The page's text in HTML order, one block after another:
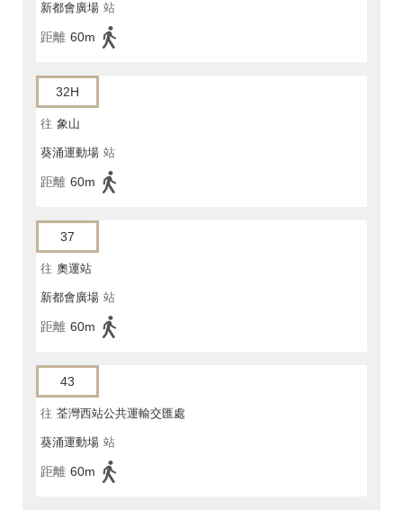
新都會廣場 站
距離 60m
32H
往 象山
葵涌運動場 站
距離 60m
37
往 奧運站
新都會廣場 站
距離 60m
43
往 荃灣西站公共運輸交匯處
葵涌運動場 站
距離 60m